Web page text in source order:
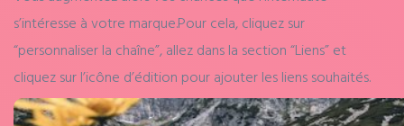
s’intéresse à votre marque.Pour cela, cliquez sur
“personnaliser la chaîne”, allez dans la section “Liens” et
cliquez sur l’icône d’édition pour ajouter les liens souhaités.